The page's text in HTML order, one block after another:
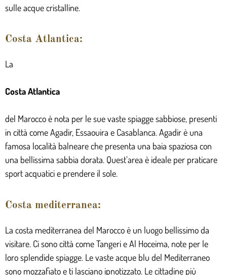
sulle acque cristalline.
Costa Atlantica:
La
Costa Atlantica
del Marocco è nota per le sue vaste spiagge sabbiose, presenti
in città come Agadir, Essaouira e Casablanca. Agadir è una
famosa località balneareche presenta una baia spaziosa con
una bellissima sabbia dorata. Quest’area è ideale per praticare
sport acquatici e prendere il sole.
Costa mediterranea:
La costa mediterranea del Marocco è un luogo bellissimo da
visitare. Ci sono città come Tangeri e Al Hoceima, note per le
loro splendide spiagge. Le vaste acque blu del Mediterraneo
sono mozzafiato e ti lasciano ipnotizzato. Le cittadine più